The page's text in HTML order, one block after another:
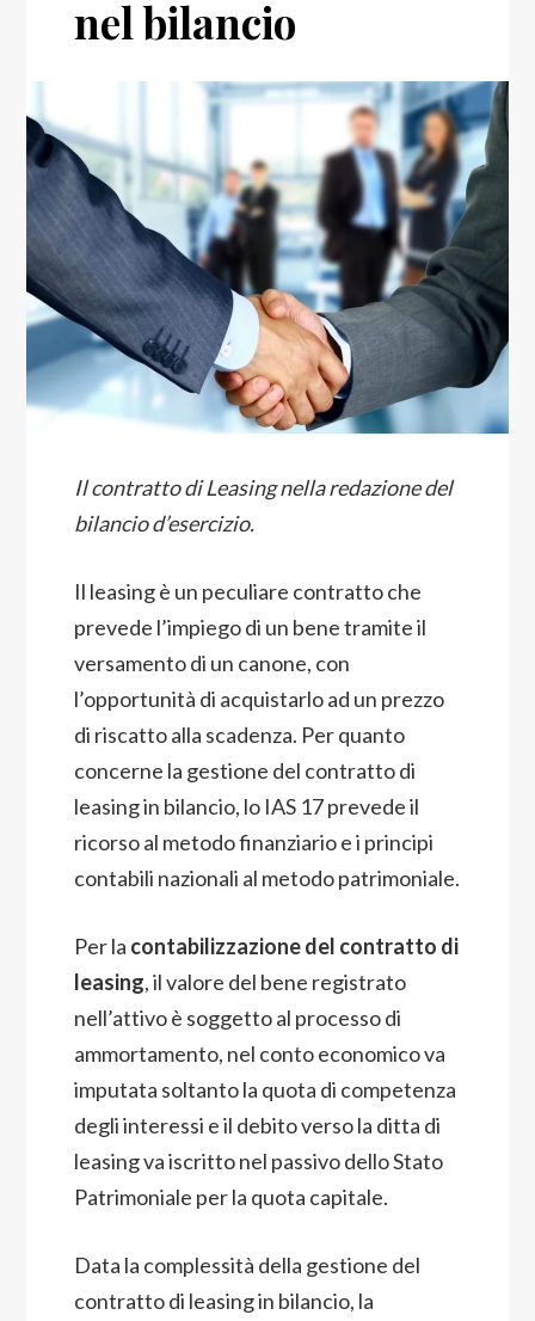
nel bilancio
Il contratto di Leasing nella redazione del
bilancio d’esercizio.
Il leasing è un peculiare contratto che
prevede l’impiego di un bene tramite il
versamento di un canone, con
l’opportunità di acquistarlo ad un prezzo
di riscatto alla scadenza. Per quanto
concerne la gestione del contratto di
leasing in bilancio, lo IAS 17 prevede il
ricorso al metodo finanziario e i principi
contabili nazionali al metodo patrimoniale.
Per la contabilizzazione del contratto di
leasing, il valore del bene registrato
nell’attivo è soggetto al processo di
ammortamento, nel conto economico va
imputata soltanto la quota di competenza
degli interessi e il debito verso la ditta di
leasing va iscritto nel passivo dello Stato
Patrimoniale per la quota capitale.
Data la complessità della gestione del
contratto di leasing in bilancio, la